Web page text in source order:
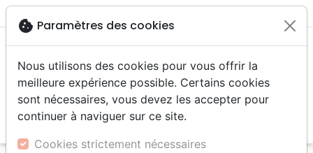
menu
cookie Paramètres des cookies
Nous utilisons des cookies pour vous offrir la
meilleure expérience possible. Certains cookies
sont nécessaires, vous devez les accepter pour
continuer à naviguer sur ce site.
Cookies strictement nécessaires